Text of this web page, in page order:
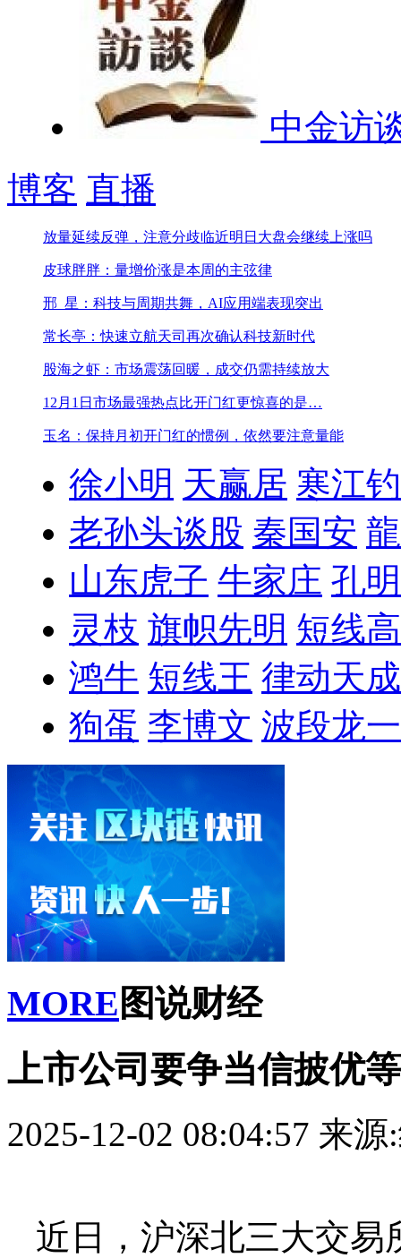
中金访
博客 直播
放量延续反弹，注意分歧临近明日大盘会继续上涨吗
皮球胖胖：量增价涨是本周的主弦律
邢_星：科技与周期共舞，AI应用端表现突出
常长亭：快速立航天司再次确认科技新时代
股海之虾：市场震荡回暖，成交仍需持续放大
12月1日市场最强热点比开门红更惊喜的是…
玉名：保持月初开门红的惯例，依然要注意量能
徐小明 天赢居 寒江
老孙头谈股 秦国安
山东虎子 牛家庄 孔
灵枝 旗帜先明 短线
鸿牛 短线王 律动天成
狗蛋 李博文 波段龙一
MORE 图说财经
上市公司要争当信披优
2025-12-02 08:04:57 来源
近日，沪深北三大交易